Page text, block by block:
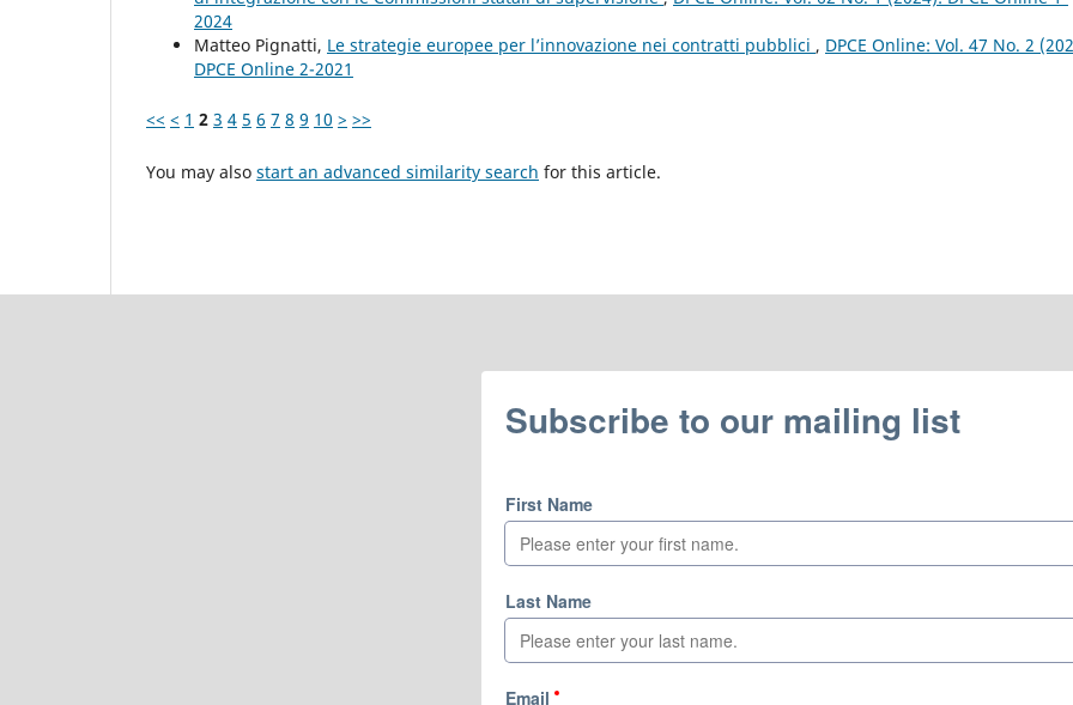
2024
Matteo Pignatti, Le strategie europee per l’innovazione nei contratti pubblici , DPCE Online: Vol. 47 No. 2
DPCE Online 2-2021
<< < 1 2 3 4 5 6 7 8 9 10 > >>
You may also start an advanced similarity search for this article.